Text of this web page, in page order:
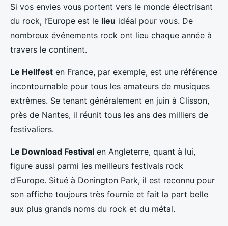
Si vos envies vous portent vers le monde électrisant
du rock, l’Europe est le lieu idéal pour vous. De
nombreux événements rock ont lieu chaque année à
travers le continent.
Le Hellfest en France, par exemple, est une référence
incontournable pour tous les amateurs de musiques
extrêmes. Se tenant généralement en juin à Clisson,
près de Nantes, il réunit tous les ans des milliers de
festivaliers.
Le Download Festival en Angleterre, quant à lui,
figure aussi parmi les meilleurs festivals rock
d’Europe. Situé à Donington Park, il est reconnu pour
son affiche toujours très fournie et fait la part belle
aux plus grands noms du rock et du métal.